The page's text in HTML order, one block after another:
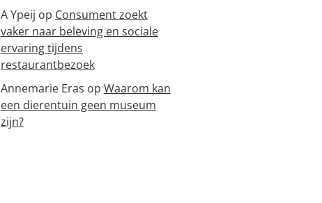
A Ypeij op Consument zoekt
vaker naar beleving en sociale
ervaring tijdens
restaurantbezoek
Annemarie Eras op Waarom kan
een dierentuin geen museum
zijn?